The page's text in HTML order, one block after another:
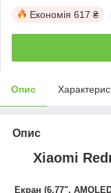
Економія 617 ₴
Опис
Опис
Xiaomi
Екран (6.77",